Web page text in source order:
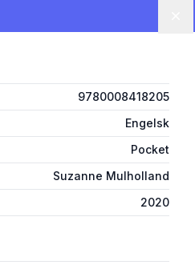
9780008418205
Engelsk
Pocket
Suzanne Mulholland
2020